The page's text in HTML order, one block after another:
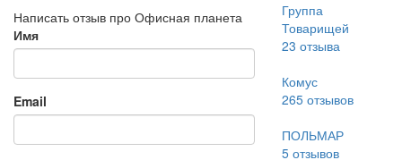
Написать отзыв про Офисная планета
Имя
Email
Группа
Товарищей
23 отзыва
Комус
265отзывов
ПОЛЬМАР
5отзывов